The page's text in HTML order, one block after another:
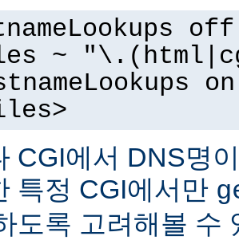
off
~
on
CGI에서 DNS명
특정 CGI에서만
도록 고려해볼 수